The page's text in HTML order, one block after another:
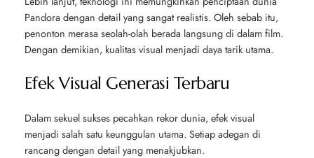
Pandora dengan detail yang sangat realistis. Oleh sebab itu,
penonton merasa seolah-olah berada langsung di dalam film.
Dengan demikian, kualitas visual menjadi daya tarik utama.
Efek Visual Generasi Terbaru
Dalam sekuel sukses pecahkan rekor dunia, efek visual
menjadi salah satu keunggulan utama. Setiap adegan di
rancang dengan detail yang menakjubkan.